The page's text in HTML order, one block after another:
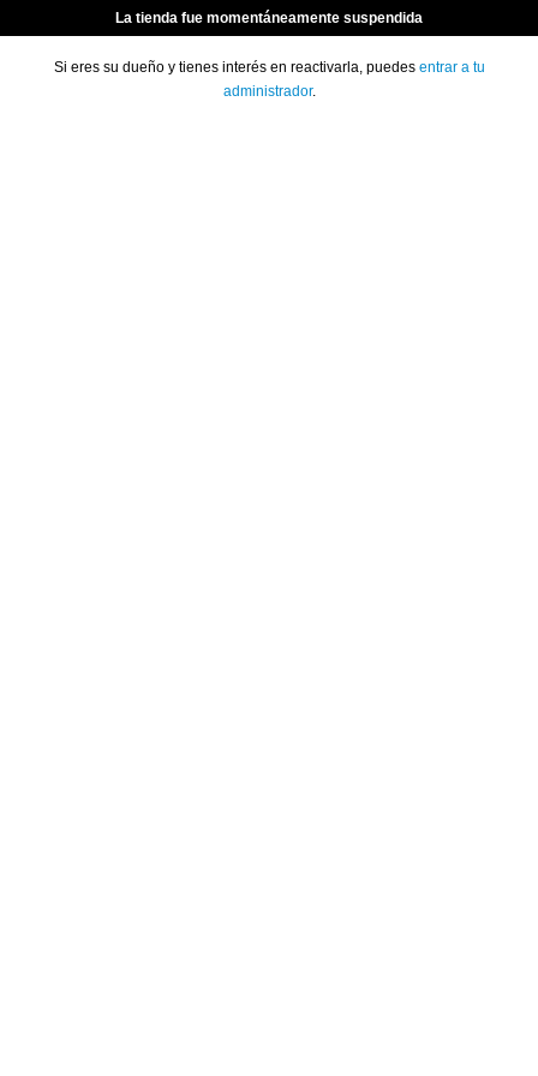
La tienda fue momentáneamente suspendida
Si eres su dueño y tienes interés en reactivarla, puedes entrar a tu
administrador.